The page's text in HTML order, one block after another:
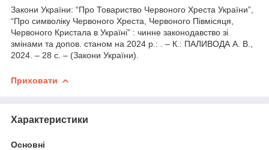
Закони України: “Про Товариство Червоного Хреста України”,
“Про символіку Червоного Хреста, Червоного Півмісяця,
Червоного Кристала в Україні” : чинне законодавство зі
змінами та допов. станом на 2024 р.: . – К.: ПАЛИВОДА А. В.,
2024. – 28 с. – (Закони України).
Приховати
Характеристики
Основні